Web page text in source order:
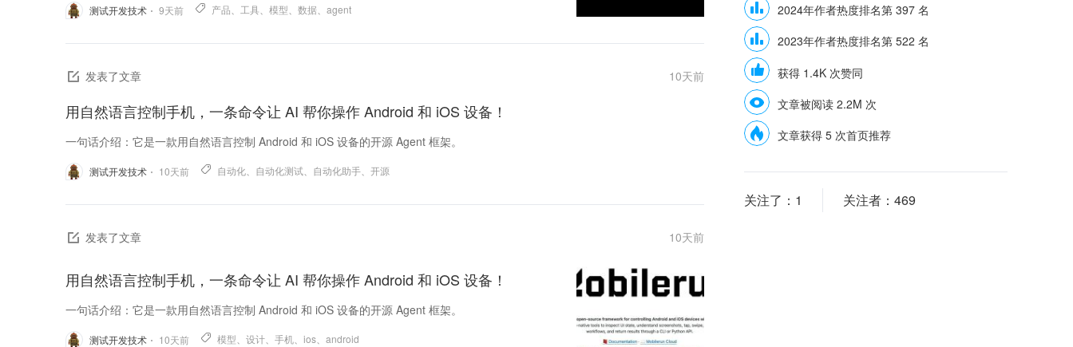
测试开发技术 9天前 产品、 工具、 模型、 数据、 agent
发表了文章 10天前
用自然语言控制手机，一条命令让 AI 帮你操作 Android 和 iOS 设备！
一句话介绍：它是一款用自然语言控制 Android 和 iOS 设备的开源 Agent 框架。
测试开发技术 10天前 自动化、 自动化测试、 自动化助手、 开源
发表了文章 10天前
用自然语言控制手机，一条命令让 AI 帮你操作 Android 和 iOS 设备！
一句话介绍：它是一款用自然语言控制 Android 和 iOS 设备的开源 Agent 框架。
测试开发技术 10天前 模型、 设计、 手机、 ios、 android
2024年作者热度排名第 397 名
2023年作者热度排名第 522 名
获得 1.4K 次赞同
文章被阅读 2.2M 次
文章获得 5 次首页推荐
关注了： 1 关注者： 469